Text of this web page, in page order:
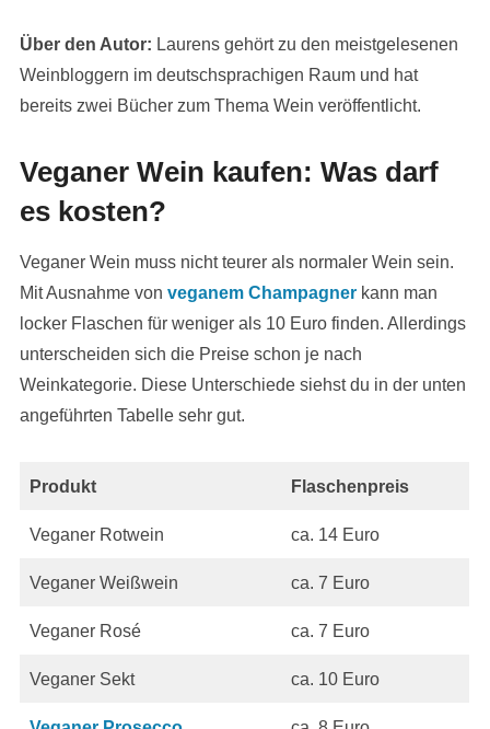
Über den Autor: Laurens gehört zu den meistgelesenen
Weinbloggern im deutschsprachigen Raum und hat
bereits zwei Bücher zum Thema Wein veröffentlicht.
Veganer Wein kaufen: Was darf
es kosten?
Veganer Wein muss nicht teurer als normaler Wein sein.
Mit Ausnahme von veganem Champagnerkann man
locker Flaschen für weniger als 10 Euro finden. Allerdings
unterscheiden sich die Preise schon je nach
Weinkategorie. Diese Unterschiede siehst du in der unten
angeführten Tabelle sehr gut.
Produkt Flaschenpreis
Veganer Rotwein ca. 14 Euro
Veganer Weißwein ca. 7 Euro
Veganer Rosé ca. 7 Euro
Veganer Sekt ca. 10 Euro